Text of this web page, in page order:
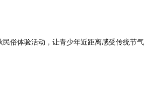
俗体验活动，让青少年近距离感受传统节